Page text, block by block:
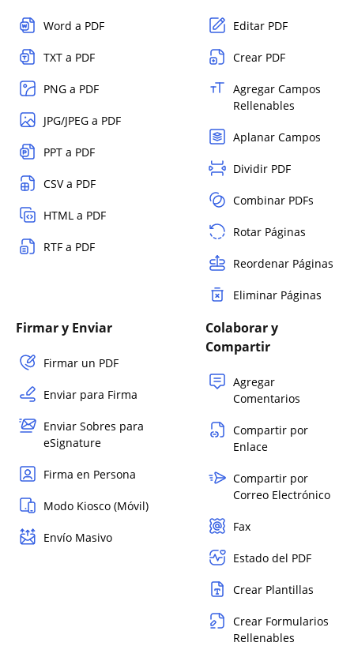
Word a PDF
TXT a PDF
PNG a PDF
JPG/JPEG a PDF
PPT a PDF
CSV a PDF
HTML a PDF
RTF a PDF
Editar PDF
Crear PDF
Agregar Campos
Rellenables
Aplanar Campos
Dividir PDF
Combinar PDFs
Rotar Páginas
Reordenar Páginas
Eliminar Páginas
Firmar y Enviar
Firmar un PDF
Enviar para Firma
Enviar Sobres para
eSignature
Firma en Persona
Modo Kiosco (Móvil)
Envío Masivo
Colaborar y
Compartir
Agregar
Comentarios
Compartir por
Enlace
Compartir por
Correo Electrónico
Fax
Estado del PDF
Crear Plantillas
Crear Formularios
Rellenables